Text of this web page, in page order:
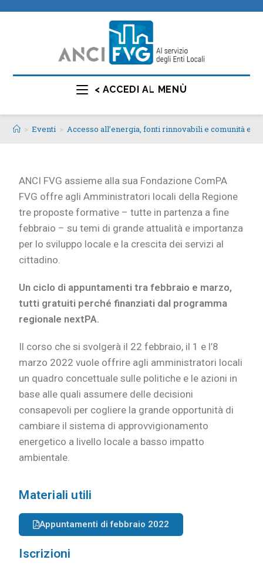
< ACCEDI AL MENÙ
> Eventi > Accesso all’energia, fonti rinnovabili e comunità
ANCI FVG assieme alla sua Fondazione ComPA
FVG offre agli Amministratori locali della Regione
tre proposte formative – tutte in partenza a fine
febbraio – su temi di grande attualità e importanza
per lo sviluppo locale e la crescita dei servizi al
cittadino.
Un ciclo di appuntamenti tra febbraio e marzo,
tutti gratuiti perché finanziati dal programma
regionale nextPA.
Il corso che si svolgerà il 22 febbraio, il 1 e l’8
marzo 2022 vuole offrire agli amministratori locali
un quadro concettuale sulle politiche e le azioni in
base alle quali assumere delle decisioni
consapevoli per cogliere la grande opportunità di
cambiare il sistema di approvvigionamento
energetico a livello locale a basso impatto
ambientale.
Materiali utili
Appuntamenti di febbraio 2022
Iscrizioni